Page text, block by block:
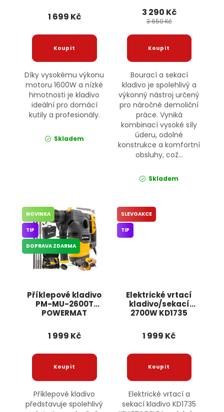
1 699 Kč
Díky vysokému výkonu
motoru 1600W a nízké
hmotnosti je kladivo
ideální pro domácí
kutily a profesionály.
Skladem
3 290 Kč
3 650 Kč
Bourací a sekací
kladivo je spolehlivý a
výkonný nástroj určený
pro náročné demoliční
práce. Vyniká
kombinací vysoké síly
úderu, odolné
konstrukce a komfortní
obsluhy, což...
Skladem
Příklepové kladivo
PM-MU-2600T
POWERMAT
NOVINKA
TIP
DOPRAVA ZDARMA
1 999 Kč
Příklepové kladivo
představuje spolehlivý
Elektrické vrtací
kladivo/sekací
2700W KD1735
SLEVOAKCE
TIP
1 999 Kč
Elektrické vrtací a
sekací kladivo KD1735